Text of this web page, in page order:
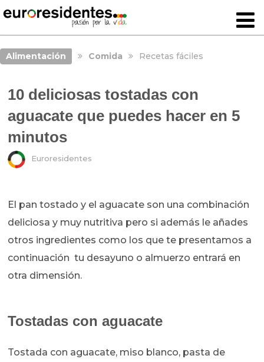
Alimentación Comida Recetas fáciles
10 deliciosas tostadas con
aguacate que puedes hacer en 5
minutos
Euroresidentes
El pan tostado y el aguacate son una combinación
deliciosa y muy nutritiva pero si además le añades
otros ingredientes como los que te presentamos a
continuación tu desayuno o almuerzo entrará en
otra dimensión.
Tostadas con aguacate
Tostada con aguacate, miso blanco, pasta de